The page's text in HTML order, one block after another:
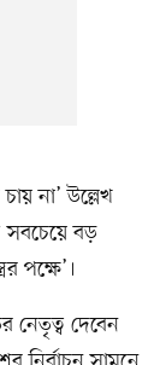
না’ উল্লেখ
সবচেয়ে বড়
পক্ষে’।
নেতৃত্ব দেবেন